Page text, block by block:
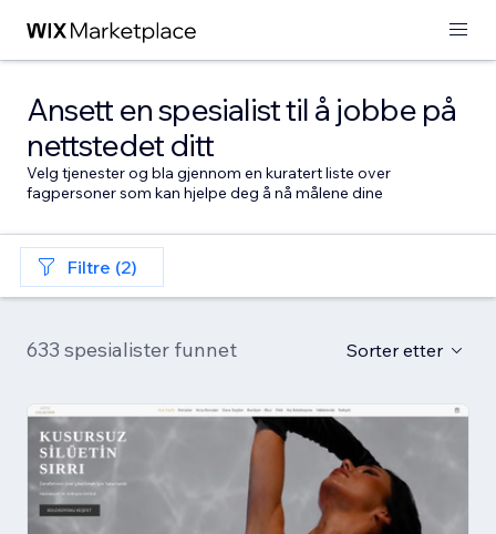
Ansett en spesialist til å jobbe på
nettstedet ditt
Velg tjenester og bla gjennom en kuratert liste over
fagpersoner som kan hjelpe deg å nå målene dine
Filtre (2)
633 spesialister funnet Sorter etter